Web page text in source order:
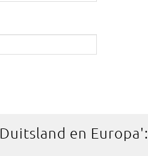
Duitsland en Europa':